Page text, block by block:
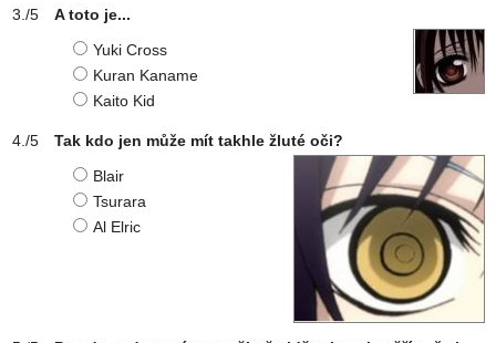
A toto je...
Yuki Cross
Kuran Kaname
Kaito Kid
Tak kdo jen může mít takhle žluté oči?
Blair
Tsurara
Al Elric